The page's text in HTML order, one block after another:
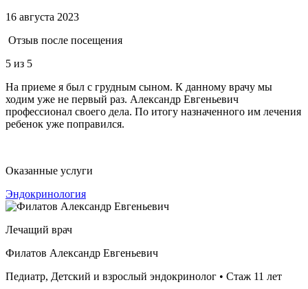
16 августа 2023
Отзыв после посещения
5 из 5
На приеме я был с грудным сыном. К данному врачу мы
ходим уже не первый раз. Александр Евгеньевич
профессионал своего дела. По итогу назначенного им лечения
ребенок уже поправился.
Оказанные услуги
Эндокринология
Лечащий врач
Филатов Александр Евгеньевич
Педиатр, Детский и взрослый эндокринолог • Стаж 11 лет